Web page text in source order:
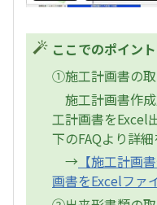
ここでのポイント
①施工計画書の
施工計画書作
工計画書をExcel
下のFAQより詳
→ 【施工計画
画書をExcelファ